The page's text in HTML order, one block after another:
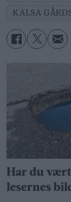
KALSA
Har du
lesernes